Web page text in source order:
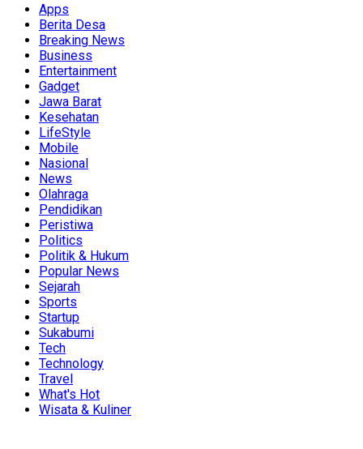
Apps
Berita Desa
Breaking News
Business
Entertainment
Gadget
Jawa Barat
Kesehatan
LifeStyle
Mobile
Nasional
News
Olahraga
Pendidikan
Peristiwa
Politics
Politik & Hukum
Popular News
Sejarah
Sports
Startup
Sukabumi
Tech
Technology
Travel
What's Hot
Wisata & Kuliner